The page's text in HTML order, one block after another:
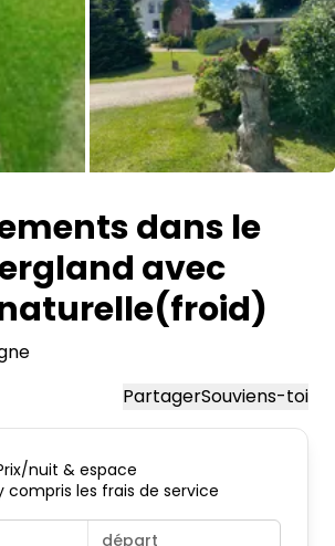
dans le
avec
PartagerSouviens-toi
nuit & espace
compris les frais de service
départ